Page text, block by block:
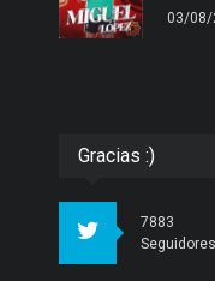
03/08/
Gracias :)
7883
Seguidores